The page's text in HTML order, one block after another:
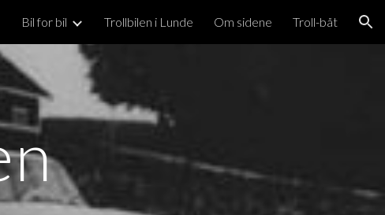
Bil for bil Trollbilen i Lunde Om sidene Troll-båt